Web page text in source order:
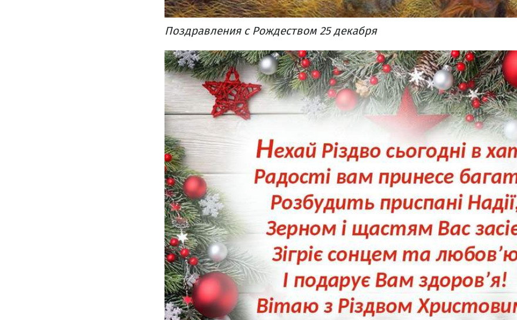
Поздравления с Рождеством 25 декабря